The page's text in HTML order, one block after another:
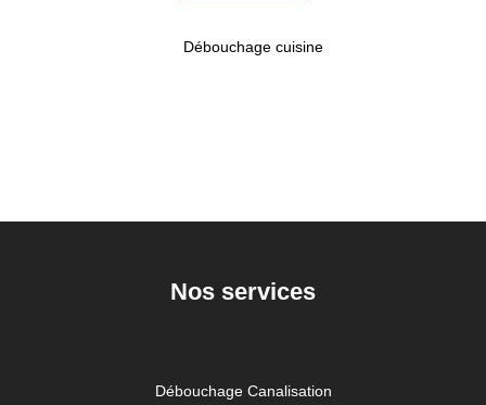
Débouchage cuisine
Nos services
Débouchage Canalisation